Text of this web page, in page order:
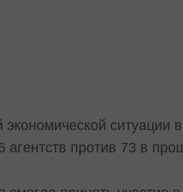
ситуации
агентств против 73 в